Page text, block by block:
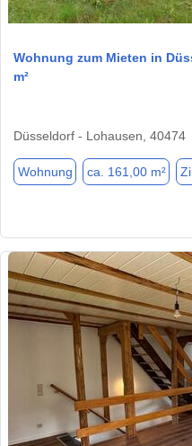
Wohnung zum Mieten in
m²
Düsseldorf - Lohausen, 40474
Wohnung ca. 161,00 m²